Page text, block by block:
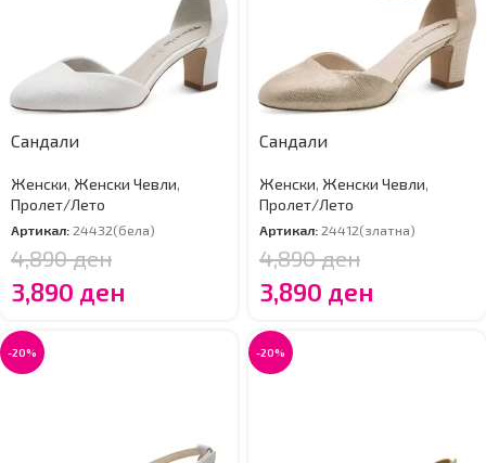
Сандали
Женски, Женски Чевли,
Пролет/Лето
Артикал:24432(бела)
4,890ден
3,890 ден
Сандали
Женски, Женски Чевли,
Пролет/Лето
Артикал:24412(златна)
4,890ден
3,890 ден
-20% -20%